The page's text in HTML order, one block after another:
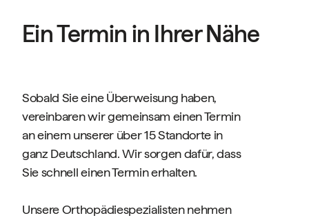
Ein Termin in Ihrer Nähe
Sobald Sie eine Überweisung haben,
vereinbaren wir gemeinsam einen Termin
an einem unserer über 15 Standorte in
ganz Deutschland. Wir sorgen dafür, dass
Sie schnell einen Termin erhalten.
Unsere Orthopädiespezialisten nehmen